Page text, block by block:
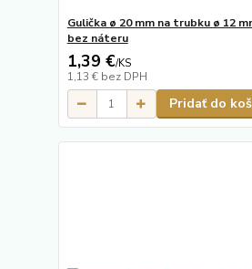
Gulička ø 20 mm na trubku ø 12
bez náteru
1,39 €/KS
1,13 € bez DPH
Pridať do